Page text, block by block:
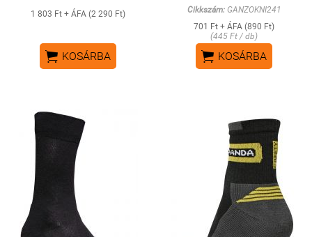
1 803 Ft + ÁFA (2 290 Ft)
 KOSÁRBA
Cikkszám:GANZOKNI241
701 Ft + ÁFA (890 Ft)
(445 Ft / db)
 KOSÁRBA